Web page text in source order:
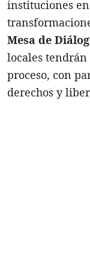
instituciones
Mesa de
locales
proceso, con
derechos y